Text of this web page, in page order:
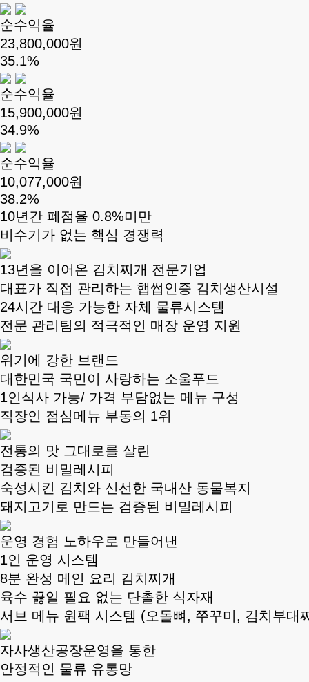
순수익율
23,800,000원
35.1%
순수익율
15,900,000원
34.9%
순수익율
10,077,000원
38.2%
10년간 폐점율 0.8%미만
비수기가 없는 핵심 경쟁력
13년을 이어온 김치찌개 전문기업
대표가 직접 관리하는 햅썹인증 김치생산시설
24시간 대응 가능한 자체 물류시스템
전문 관리팀의 적극적인 매장 운영 지원
위기에 강한 브랜드
대한민국 국민이 사랑하는 소울푸드
1인식사 가능/ 가격 부담없는 메뉴 구성
직장인 점심메뉴 부동의 1위
전통의 맛 그대로를 살린
검증된 비밀레시피
숙성시킨 김치와 신선한 국내산 동물복지
돼지고기로 만드는 검증된 비밀레시피
운영 경험 노하우로 만들어낸
1인 운영 시스템
8분 완성 메인 요리 김치찌개
육수 끓일 필요 없는 단촐한 식자재
서브 메뉴 원팩 시스템 (오돌뼈, 쭈꾸미, 김치부대
자사생산공장운영을 통한
안정적인 물류 유통망